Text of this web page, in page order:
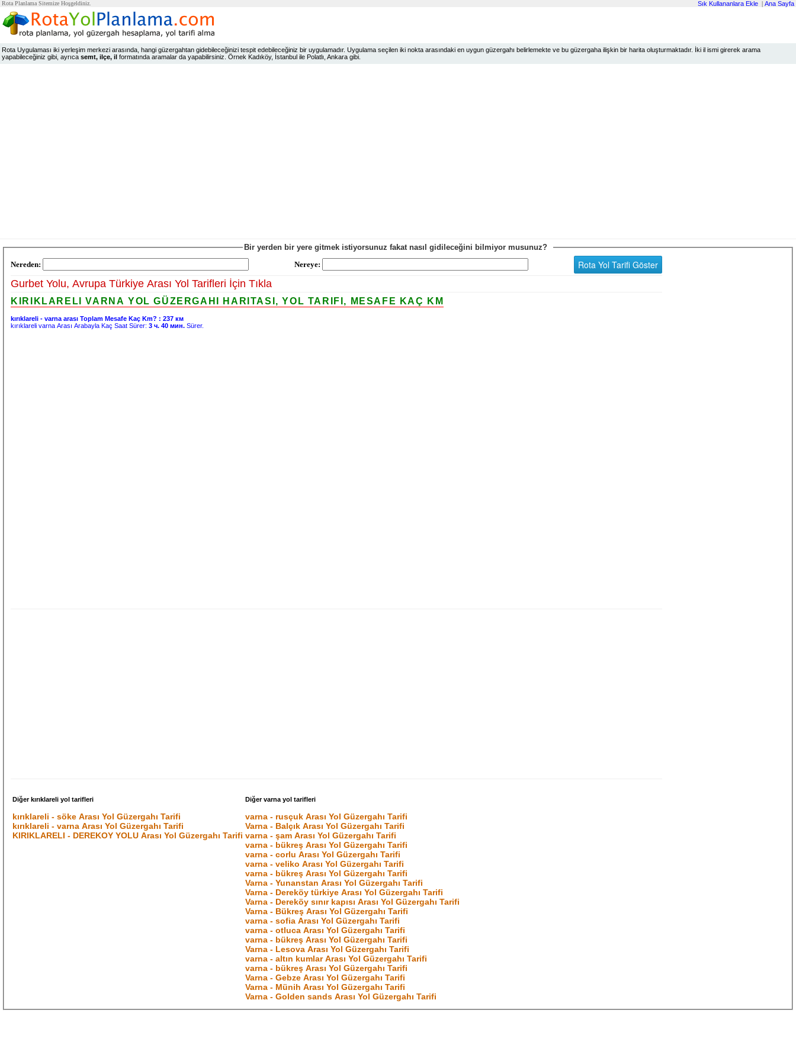
Rota Planlama Sitemize Hoşgeldiniz. Sık Kullananlara Ekle | Ana Sayfa
Rota Uygulaması iki yerleşim merkezi arasında, hangi güzergahtan gidebileceğinizi tespit edebileceğiniz bir uygulamadır. Uygulama seçilen iki nokta arasındaki en uygun güzergahı belirlemekte ve bu güzergaha ilişkin bir harita oluşturmaktadır. İki il ismi girerek arama
yapabileceğiniz gibi, ayrıca semt, ilçe, il formatında aramalar da yapabilirsiniz. Örnek Kadıköy, İstanbul ile Polatlı, Ankara gibi.
Bir yerden bir yere gitmek istiyorsunuz fakat nasıl gidileceğini bilmiyor musunuz?
Nereden:
Nereye:
Gurbet Yolu, Avrupa Türkiye Arası Yol Tarifleri İçin Tıkla
KIRIKLARELI VARNA YOL GÜZERGAHI HARITASI, YOL TARIFI, MESAFE KAÇ KM
kırıklareli - varna arası Toplam Mesafe Kaç Km? :237 км
kırıklareli varna Arası Arabayla Kaç Saat Sürer:3 ч. 40 мин. Sürer.
Diğer kırıklareli yol tarifleri
kırıklareli - söke Arası Yol Güzergahı Tarifi
kırıklareli - varna Arası Yol Güzergahı Tarifi
KIRIKLARELI - DEREKOY YOLU Arası Yol Güzergahı Tarifi
Diğer varna yol tarifleri
varna - rusçuk Arası Yol Güzergahı Tarifi
Varna - Balçık Arası Yol Güzergahı Tarifi
varna - şam Arası Yol Güzergahı Tarifi
varna - bükreş Arası Yol Güzergahı Tarifi
varna - corlu Arası Yol Güzergahı Tarifi
varna - veliko Arası Yol Güzergahı Tarifi
varna - bükreş Arası Yol Güzergahı Tarifi
Varna - Yunanstan Arası Yol Güzergahı Tarifi
Varna - Dereköy türkiye Arası Yol Güzergahı Tarifi
Varna - Dereköy sınır kapısı Arası Yol Güzergahı Tarifi
Varna - Bükreş Arası Yol Güzergahı Tarifi
varna - sofia Arası Yol Güzergahı Tarifi
varna - otluca Arası Yol Güzergahı Tarifi
varna - bükreş Arası Yol Güzergahı Tarifi
Varna - Lesova Arası Yol Güzergahı Tarifi
varna - altın kumlar Arası Yol Güzergahı Tarifi
varna - bükreş Arası Yol Güzergahı Tarifi
Varna - Gebze Arası Yol Güzergahı Tarifi
Varna - Münih Arası Yol Güzergahı Tarifi
Varna - Golden sands Arası Yol Güzergahı Tarifi